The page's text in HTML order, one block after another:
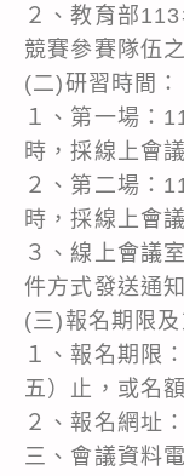
２、教育部
競賽參賽隊伍
(二)研習時間：
１、第一場：
時，採線上會
２、第二場：
時，採線上會
３、線上會議
件方式發送通知
(三)報名期限及
１、報名期限
五）止，或名
２、報名網址
三、會議資料